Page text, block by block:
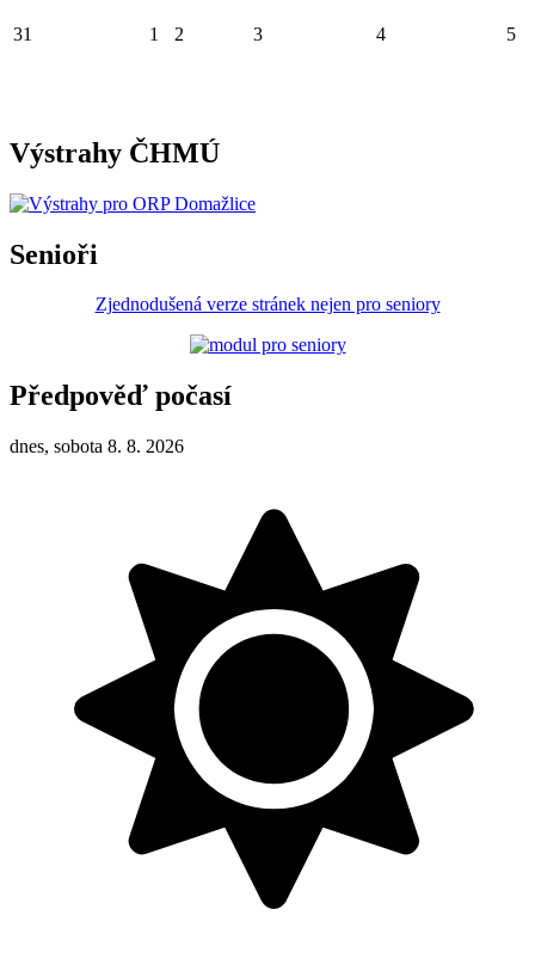
31 1 2 3 4 5
Výstrahy ČHMÚ
Senioři
Zjednodušená verze stránek nejen pro seniory
Předpověď počasí
dnes, sobota 8. 8. 2026